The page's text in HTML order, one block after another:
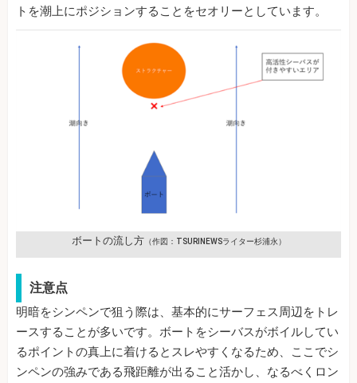
トを潮上にポジションすることをセオリーとしています。
ボートの流し方（作図：TSURINEWSライター杉浦永）
注意点
明暗をシンペンで狙う際は、基本的にサーフェス周辺をトレ
ースすることが多いです。ボートをシーバスがボイルしてい
るポイントの真上に着けるとスレやすくなるため、ここでシ
ンペンの強みである飛距離が出ること活かし、なるべくロン